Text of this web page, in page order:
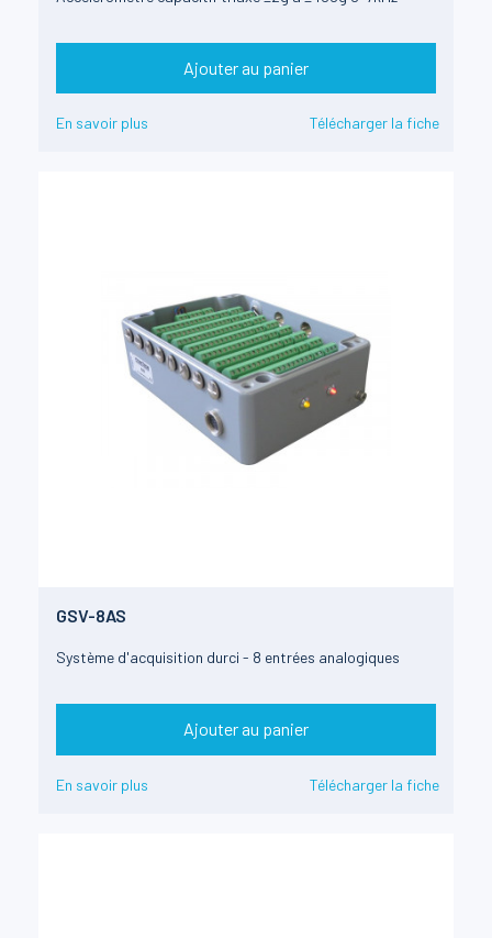
Ajouter au panier
En savoir plus Télécharger la fiche
GSV-8AS
Système d'acquisition durci - 8 entrées analogiques
Ajouter au panier
En savoir plus Télécharger la fiche